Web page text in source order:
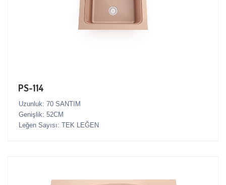
PS-114
Uzunluk: 70 SANTIM
Genişlik: 52CM
Leğen Sayısı: TEK LEĞEN